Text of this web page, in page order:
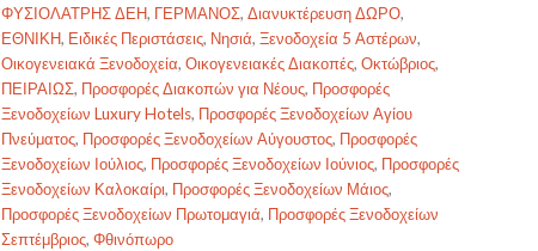
ΦΥΣΙΟΛΑΤΡΗΣ ΔΕΗ, ΓΕΡΜΑΝΟΣ,Διανυκτέρευση ΔΩΡΟ,
ΕΘΝΙΚΗ, Ειδικές Περιστάσεις, Νησιά,Ξενοδοχεία 5 Αστέρων,
Οικογενειακά Ξενοδοχεία,Οικογενειακές Διακοπές,Οκτώβριος,
ΠΕΙΡΑΙΩΣ, Προσφορές Διακοπών για Νέους, Προσφορές
Ξενοδοχείων Luxury Hotels, Προσφορές Ξενοδοχείων Αγίου
Πνεύματος, Προσφορές Ξενοδοχείων Αύγουστος, Προσφορές
Ξενοδοχείων Ιούλιος, Προσφορές Ξενοδοχείων Ιούνιος, Προσφορές
Ξενοδοχείων Καλοκαίρι, Προσφορές Ξενοδοχείων Μάιος,
Προσφορές Ξενοδοχείων Πρωτομαγιά, Προσφορές Ξενοδοχείων
Σεπτέμβριος,Φθινόπωρο